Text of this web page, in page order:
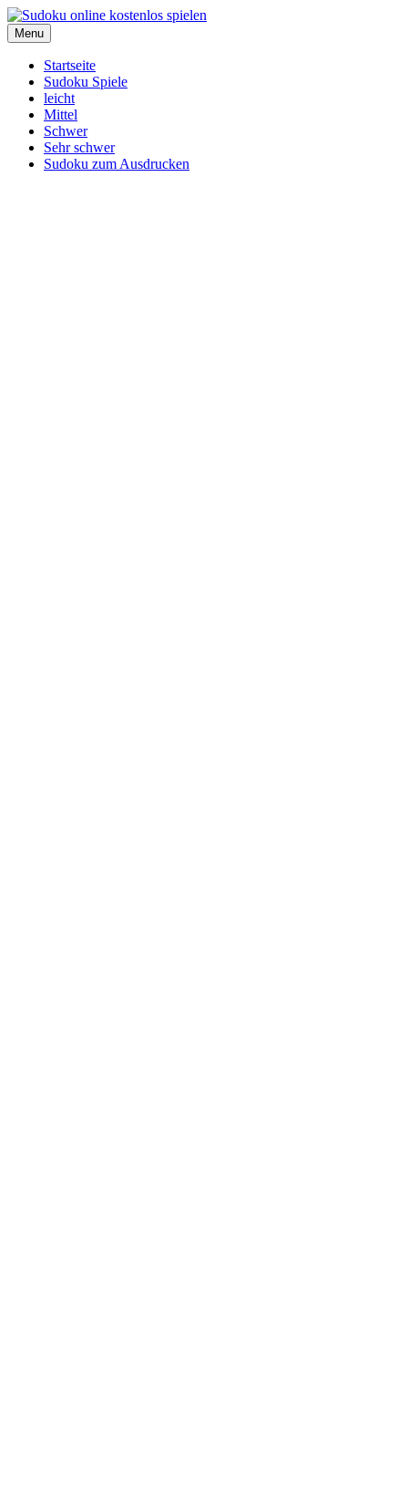
Menu
Startseite
Sudoku Spiele
leicht
Mittel
Schwer
Sehr schwer
Sudoku zum Ausdrucken